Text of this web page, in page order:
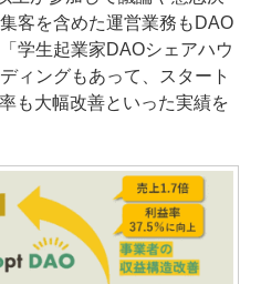
客を含めた運営業務もDAO
学生起業家DAOシェアハウ
ィングもあって、スタート
も大幅改善といった実績を